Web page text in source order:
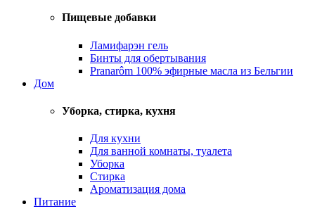
Пищевые добавки
Ламифарэн гель
Бинты для обертывания
Pranarôm 100% эфирные масла из Бельгии
Дом
Уборка, стирка, кухня
Для кухни
Для ванной комнаты, туалета
Уборка
Стирка
Ароматизация дома
Питание